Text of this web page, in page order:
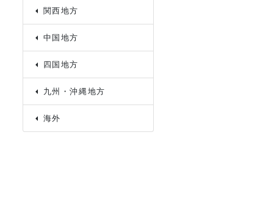
関西地方
中国地方
四国地方
九州・沖縄地方
海外